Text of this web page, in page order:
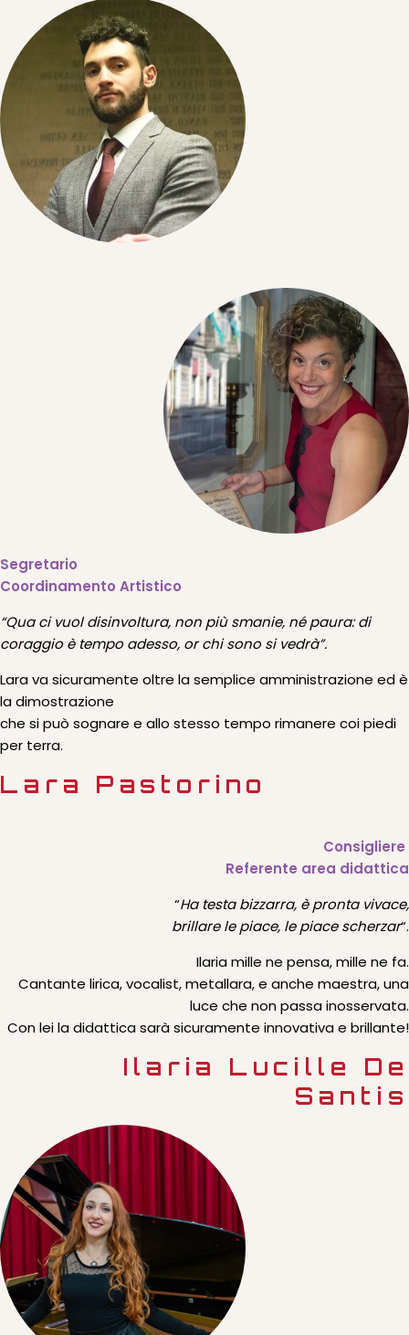
Segretario
Coordinamento Artistico
“Qua ci vuol disinvoltura, non più smanie, né paura: di
coraggio è tempo adesso, or chi sono si vedrà”.
Lara va sicuramente oltre la semplice amministrazione ed è
la dimostrazione
che si può sognare e allo stesso tempo rimanere coi piedi
per terra.
Lara Pastorino
Consigliere
Referente area didattica
“Ha testa bizzarra, è pronta vivace,
brillare le piace, le piace scherzar“.
Ilaria mille ne pensa, mille ne fa.
Cantante lirica, vocalist, metallara, e anche maestra, una
luce che non passa inosservata.
Con lei la didattica sarà sicuramente innovativa e brillante!
Ilaria Lucille De
Santis